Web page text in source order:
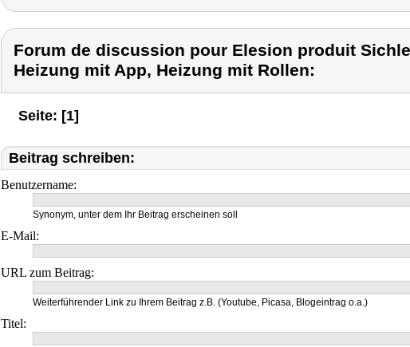
Forum de discussion pour Elesion produit
Heizung mit App, Heizung mit Rollen:
Seite: [1]
Beitrag schreiben:
Benutzername:
Synonym, unter dem Ihr Beitrag erscheinen soll
E-Mail:
URL zum Beitrag:
Weiterführender Link zu Ihrem Beitrag z.B. (Youtube, Picasa, Blogeintrag o.a.)
Titel: